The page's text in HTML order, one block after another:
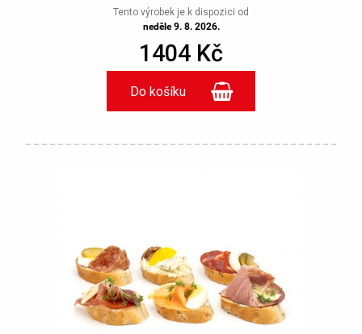
Tento výrobek je k dispozici od
neděle 9. 8. 2026.
1404 Kč